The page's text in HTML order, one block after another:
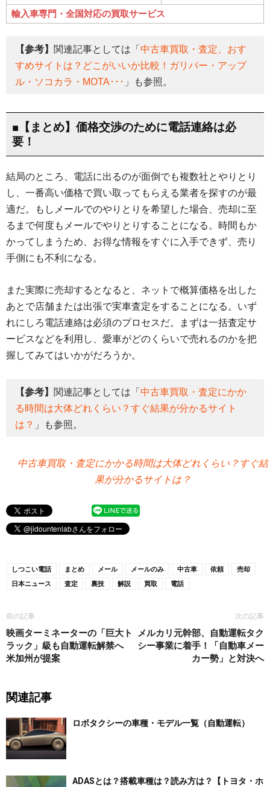
輸入車専門・全国対応の買取サービス
【参考】 関連記事としては「 中古車買取・査定、おす
すめサイトは？どこがいいか比較！ガリバー・アップ
ル・ソコカラ・MOTA･･･ 」も参照。
■【まとめ】価格交渉のために電話連絡は必
要！
結局のところ、電話に出るのが面倒でも複数社とやりとり
し、一番高い価格で買い取ってもらえる業者を探すのが最
適だ。もしメールでのやりとりを希望した場合、売却に至
るまで何度もメールでやりとりすることになる。時間もか
かってしまうため、お得な情報をすぐに入手できず、売り
手側にも不利になる。
また実際に売却するとなると、ネットで概算価格を出した
あとで店舗または出張で実車査定をすることになる。いず
れにしろ電話連絡は必須のプロセスだ。まずは一括査定サ
ービスなどを利用し、愛車がどのくらいで売れるのかを把
握してみてはいかがだろうか。
【参考】 関連記事としては「 中古車買取・査定にかか
る時間は大体どれくらい？すぐ結果が分かるサイト
は？ 」も参照。
中古車買取・査定にかかる時間は大体どれくらい？すぐ結
果が分かるサイトは？
しつこい電話 まとめ メール メールのみ 中古車 依頼
売却
日本ニュース
査定 裏技 解説 買取 電話
前の記事
映画ターミネーターの「巨大ト
ラック」級も自動運転解禁へ
米加州が提案
次の記事
メルカリ元幹部、自動運転タク
シー事業に着手！「自動車メー
カー勢」と対決へ
関連記事
ロボタクシーの車種・モデル一覧（自動運転）
ADASとは？搭載車種は？読み方は？【トヨタ・ホ